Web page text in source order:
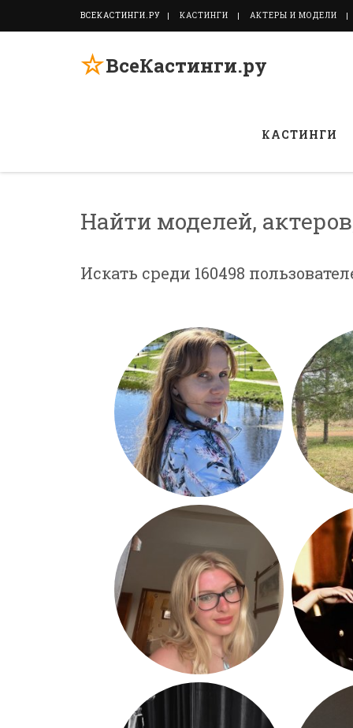
ВСЕКАСТИНГИ.РУ КАСТИНГИ АКТЕРЫ И МОДЕЛИ
☆ВсеКастинги.ру
КАСТИНГИ
Найти моделей,
Искать среди 160498